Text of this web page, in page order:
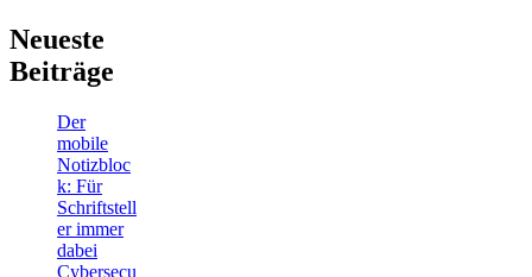
Neueste
Beiträge
Der
mobile
Notizbloc
k: Für
Schriftstell
er immer
dabei
Cybersecu